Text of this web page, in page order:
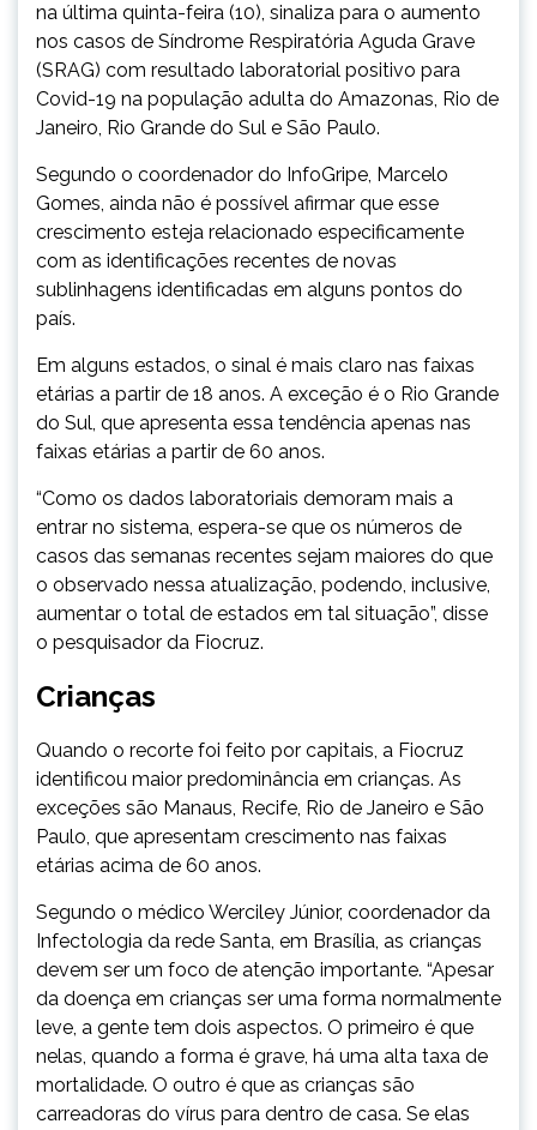
na última quinta-feira (10), sinaliza para o aumento
nos casos de Síndrome Respiratória Aguda Grave
(SRAG) com resultado laboratorial positivo para
Covid-19 na população adulta do Amazonas, Rio de
Janeiro, Rio Grande do Sul e São Paulo.
Segundo o coordenador do InfoGripe, Marcelo
Gomes, ainda não é possível afirmar que esse
crescimento esteja relacionado especificamente
com as identificações recentes de novas
sublinhagens identificadas em alguns pontos do
país.
Em alguns estados, o sinal é mais claro nas faixas
etárias a partir de 18 anos. A exceção é o Rio Grande
do Sul, que apresenta essa tendência apenas nas
faixas etárias a partir de 60 anos.
“Como os dados laboratoriais demoram mais a
entrar no sistema, espera-se que os números de
casos das semanas recentes sejam maiores do que
o observado nessa atualização, podendo, inclusive,
aumentar o total de estados em tal situação”, disse
o pesquisador da Fiocruz.
Crianças
Quando o recorte foi feito por capitais, a Fiocruz
identificou maior predominância em crianças. As
exceções são Manaus, Recife, Rio de Janeiro e São
Paulo, que apresentam crescimento nas faixas
etárias acima de 60 anos.
Segundo o médico Werciley Júnior, coordenador da
Infectologia da rede Santa, em Brasília, as crianças
devem ser um foco de atenção importante. “Apesar
da doença em crianças ser uma forma normalmente
leve, a gente tem dois aspectos. O primeiro é que
nelas, quando a forma é grave, há uma alta taxa de
mortalidade. O outro é que as crianças são
carreadoras do vírus para dentro de casa. Se elas